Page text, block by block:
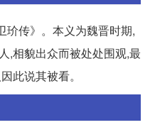
玠传》。本义为魏晋时期,
,相貌出众而被处处围观,最
此说其被看。